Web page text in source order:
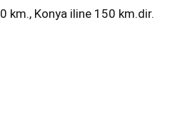
km., Konya iline 150 km.dir.